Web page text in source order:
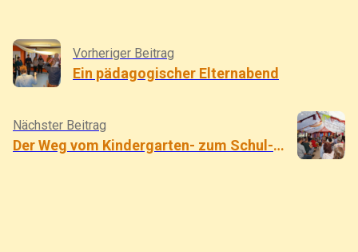
Vorheriger Beitrag
Ein pädagogischer Elternabend
Nächster Beitrag
Der Weg vom Kindergarten- zum Schul- Elterndasein